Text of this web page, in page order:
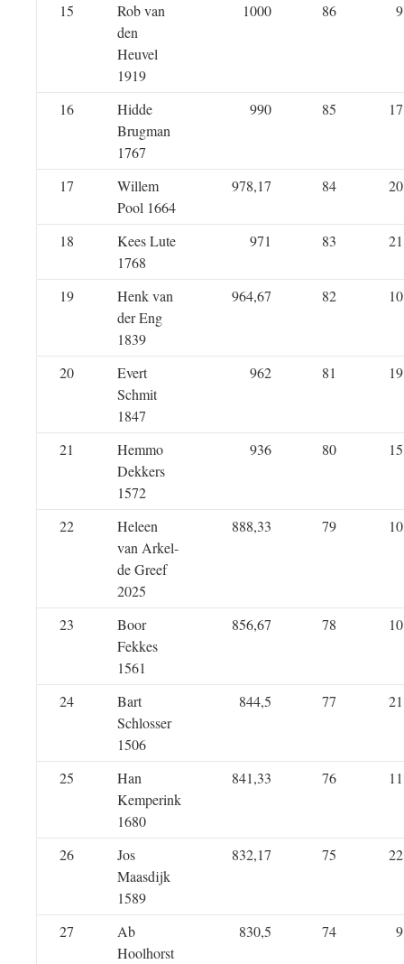
15
Rob van
den
Heuvel
1919
1000 86 9
16
Hidde
Brugman
1767
990 85 17
17
Willem
Pool 1664
978,17 84 20
18
Kees Lute
1768
971 83 21
19
Henk van
der Eng
1839
964,67 82 10
20
Evert
Schmit
1847
962 81 19
21
Hemmo
Dekkers
1572
936 80 15
22
Heleen
van Arkel-
de Greef
2025
888,33 79 10
23
Boor
Fekkes
1561
856,67 78 10
24
Bart
Schlosser
1506
844,5 77 21
25
Han
Kemperink
1680
841,33 76 11
26
Jos
Maasdijk
1589
832,17 75 22
27
Ab
Hoolhorst
830,5 74 9